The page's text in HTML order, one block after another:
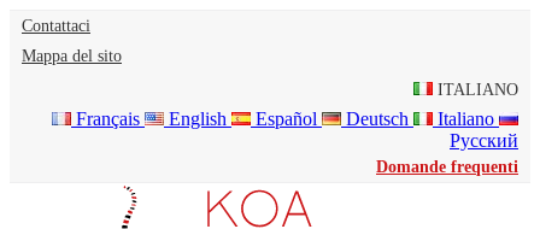
Contattaci
Mappa del sito
ITALIANO
Français English Español Deutsch
Italiano
Русский
Domande frequenti